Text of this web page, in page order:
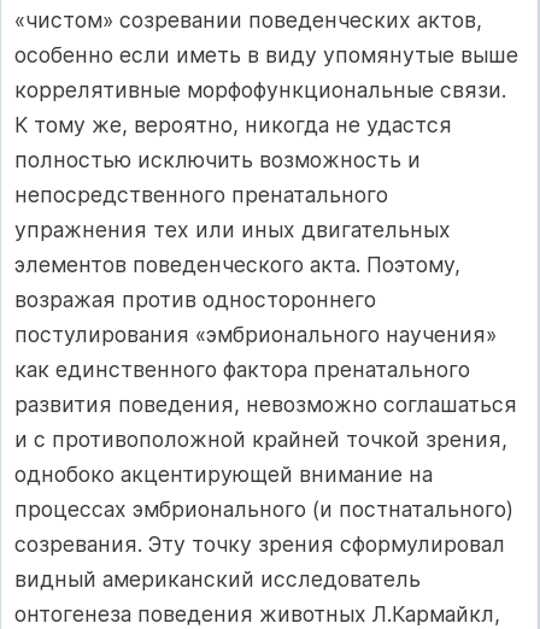
«чистом» созревании поведенческих актов,
особенно если иметь в виду упомянутые выше
коррелятивные морфофункциональные связи.
К тому же, вероятно, никогда не удастся
полностью исключить возможность и
непосредственного пренатального
упражнения тех или иных двигательных
элементов поведенческого акта. Поэтому,
возражая против одностороннего
постулирования «эмбрионального научения»
как единственного фактора пренатального
развития поведения, невозможно соглашаться
и с противоположной крайней точкой зрения,
однобоко акцентирующей внимание на
процессах эмбрионального (и постнатального)
созревания. Эту точку зрения сформулировал
видный американский исследователь
онтогенеза поведения животных Л.Кармайкл,